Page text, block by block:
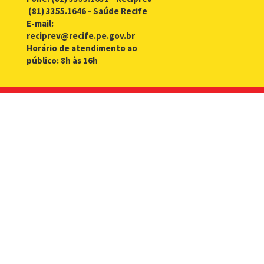
(81) 3355.1646 - Saúde Recife
E-mail:
reciprev@recife.pe.gov.br
Horário de atendimento ao
público: 8h às 16h